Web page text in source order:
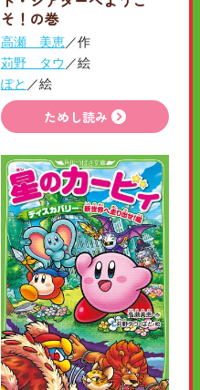
そ！の巻
高瀬 美恵／作
苅野 タウ ／絵
ぽと ／絵
ためし読み